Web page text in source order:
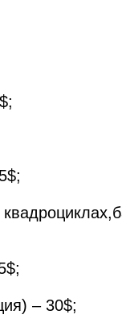
– 30$;